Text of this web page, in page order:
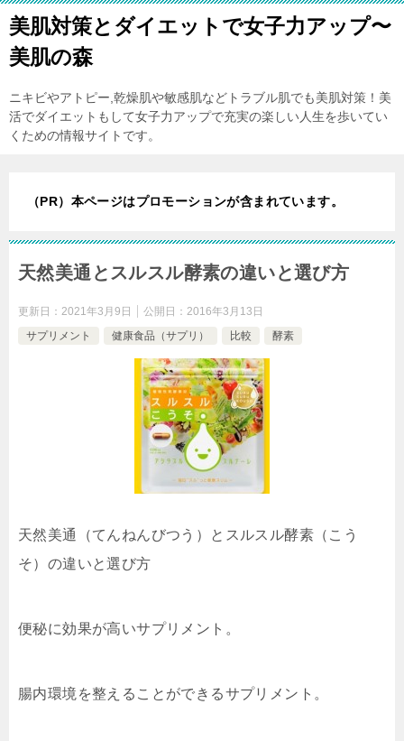
美肌対策とダイエットで女子力アップ〜
美肌の森
ニキビやアトピー,乾燥肌や敏感肌などトラブル肌でも美肌対策！美
活でダイエットもして女子力アップで充実の楽しい人生を歩いてい
くための情報サイトです。
（PR）本ページはプロモーションが含まれています。
天然美通とスルスル酵素の違いと選び方
更新日： 2021年3月9日 公開日： 2016年3月13日
サプリメント
健康食品（サプリ） 比較 酵素
天然美通（てんねんびつう）とスルスル酵素（こう
そ）の違いと選び方
便秘に効果が高いサプリメント。
腸内環境を整えることができるサプリメント。